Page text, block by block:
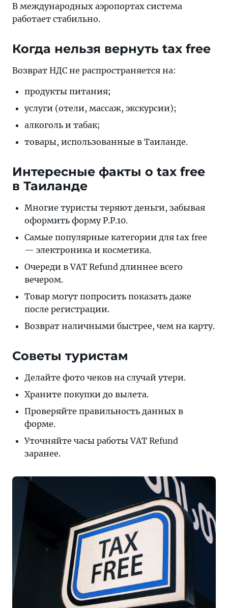
В международных аэропортах система
работает стабильно.
Когда нельзя вернуть tax free
Возврат НДС не распространяется на:
продукты питания;
услуги (отели, массаж, экскурсии);
алкоголь и табак;
товары, использованные в Таиланде.
Интересные факты о tax free
в Таиланде
Многие туристы теряют деньги, забывая
оформить форму P.P.10.
Самые популярные категории для tax free
— электроника и косметика.
Очереди в VAT Refund длиннее всего
вечером.
Товар могут попросить показать даже
после регистрации.
Возврат наличными быстрее, чем на карту.
Советы туристам
Делайте фото чеков на случай утери.
Храните покупки до вылета.
Проверяйте правильность данных в
форме.
Уточняйте часы работы VAT Refund
заранее.